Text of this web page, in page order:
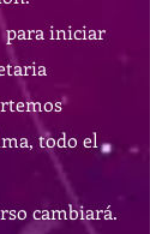
para iniciar
todo el
cambiará.